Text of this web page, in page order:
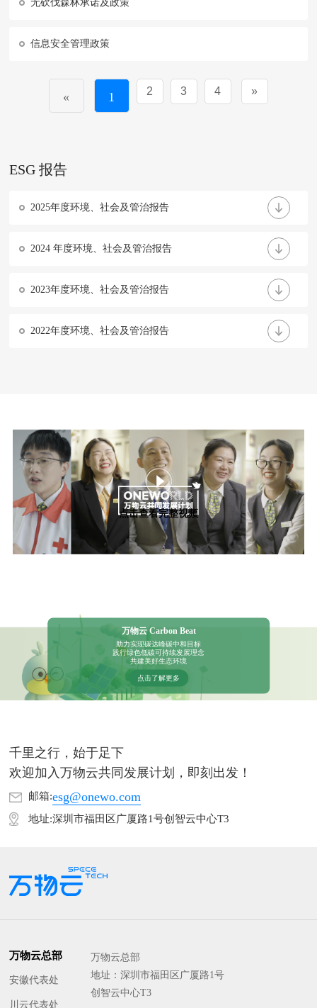
无砍伐森林承诺及政策
信息安全管理政策
« 1 2 3 4 »
ESG 报告
2025年度环境、社会及管治报告
2024 年度环境、社会及管治报告
2023年度环境、社会及管治报告
2022年度环境、社会及管治报告
点击查看完整视频
万物云 Carbon Beat
助力实现碳达峰碳中和目标
践行绿色低碳可持续发展理念
共建美好生态环境
点击了解更多
千里之行，始于足下
欢迎加入万物云共同发展计划，即刻出发！
邮箱:esg@onewo.com
地址:深圳市福田区广厦路1号创智云中心T3
万物云总部
安徽代表处
川云代表处
万物云总部
地址：深圳市福田区广厦路1号
创智云中心T3